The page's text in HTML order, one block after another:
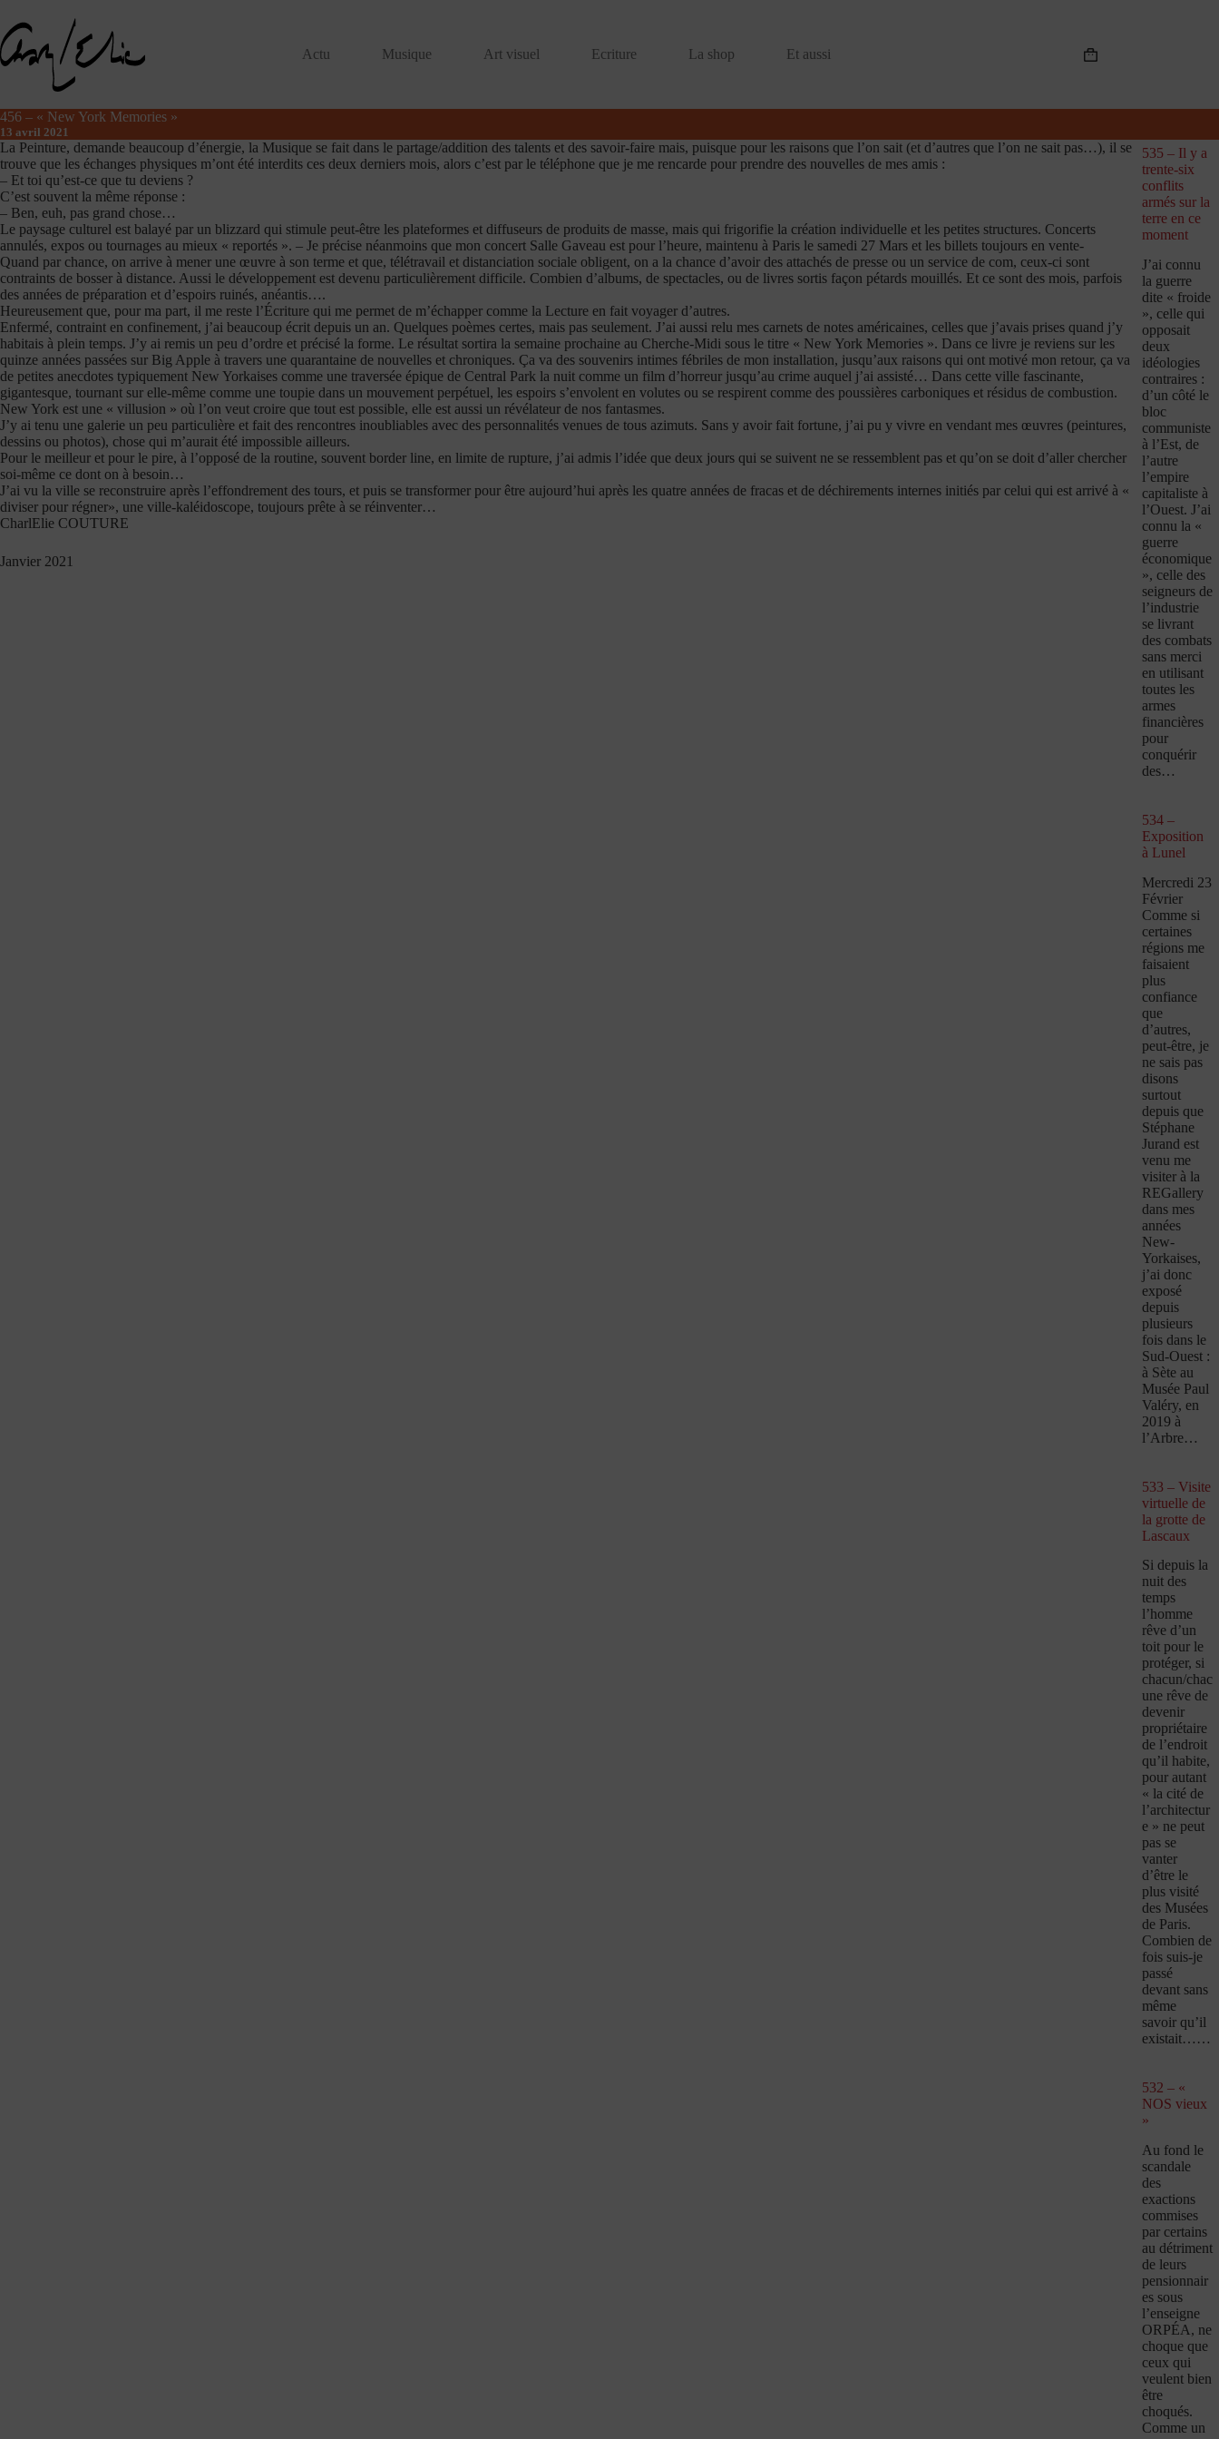
contenu
Actu
Musique Art visuel Ecriture La shop Et aussi
Panier
456 – « New York Memories »
13 avril 2021
La Peinture, demande beaucoup d’énergie, la Musique se fait dans le partage/addition des talents et des savoir-faire mais, puisque pour les raisons que l’on sait (et d’autres que l’on ne sait pas…), il se
trouve que les échanges physiques m’ont été interdits ces deux derniers mois, alors c’est par le téléphone que je me rencarde pour prendre des nouvelles de mes amis :
– Et toi qu’est-ce que tu deviens ?
C’est souvent la même réponse :
– Ben, euh, pas grand chose…
Le paysage culturel est balayé par un blizzard qui stimule peut-être les plateformes et diffuseurs de produits de masse, mais qui frigorifie la création individuelle et les petites structures. Concerts
annulés, expos ou tournages au mieux « reportés ». – Je précise néanmoins que mon concert Salle Gaveau est pour l’heure, maintenu à Paris le samedi 27 Mars et les billets toujours en vente-
Quand par chance, on arrive à mener une œuvre à son terme et que, télétravail et distanciation sociale obligent, on a la chance d’avoir des attachés de presse ou un service de com, ceux-ci sont
contraints de bosser à distance. Aussi le développement est devenu particulièrement difficile. Combien d’albums, de spectacles, ou de livres sortis façon pétards mouillés. Et ce sont des mois, parfois
des années de préparation et d’espoirs ruinés, anéantis….
Heureusement que, pour ma part, il me reste l’Écriture qui me permet de m’échapper comme la Lecture en fait voyager d’autres.
Enfermé, contraint en confinement, j’ai beaucoup écrit depuis un an. Quelques poèmes certes, mais pas seulement. J’ai aussi relu mes carnets de notes américaines, celles que j’avais prises quand j’y
habitais à plein temps. J’y ai remis un peu d’ordre et précisé la forme. Le résultat sortira la semaine prochaine au Cherche-Midi sous le titre « New York Memories ». Dans ce livre je reviens sur les
quinze années passées sur Big Apple à travers une quarantaine de nouvelles et chroniques. Ça va des souvenirs intimes fébriles de mon installation, jusqu’aux raisons qui ont motivé mon retour, ça va
de petites anecdotes typiquement New Yorkaises comme une traversée épique de Central Park la nuit comme un film d’horreur jusqu’au crime auquel j’ai assisté… Dans cette ville fascinante,
gigantesque, tournant sur elle-même comme une toupie dans un mouvement perpétuel, les espoirs s’envolent en volutes ou se respirent comme des poussières carboniques et résidus de combustion.
New York est une « villusion » où l’on veut croire que tout est possible, elle est aussi un révélateur de nos fantasmes.
J’y ai tenu une galerie un peu particulière et fait des rencontres inoubliables avec des personnalités venues de tous azimuts. Sans y avoir fait fortune, j’ai pu y vivre en vendant mes œuvres (peintures,
dessins ou photos), chose qui m’aurait été impossible ailleurs.
Pour le meilleur et pour le pire, à l’opposé de la routine, souvent border line, en limite de rupture, j’ai admis l’idée que deux jours qui se suivent ne se ressemblent pas et qu’on se doit d’aller chercher
soi-même ce dont on à besoin…
J’ai vu la ville se reconstruire après l’effondrement des tours, et puis se transformer pour être aujourd’hui après les quatre années de fracas et de déchirements internes initiés par celui qui est arrivé à «
diviser pour régner», une ville-kaléidoscope, toujours prête à se réinventer…
CharlElie COUTURE
Janvier 2021
535 – Il y a
trente-six
conflits
armés sur la
terre en ce
moment
J’ai connu
la guerre
dite « froide
», celle qui
opposait
deux
idéologies
contraires :
d’un côté le
bloc
communiste
à l’Est, de
l’autre
l’empire
capitaliste à
l’Ouest. J’ai
connu la «
guerre
économique
», celle des
seigneurs de
l’industrie
se livrant
des combats
sans merci
en utilisant
toutes les
armes
financières
pour
conquérir
des…
534 –
Exposition
à Lunel
Mercredi 23
Février
Comme si
certaines
régions me
faisaient
plus
confiance
que
d’autres,
peut-être, je
ne sais pas
disons
surtout
depuis que
Stéphane
Jurand est
venu me
visiter à la
REGallery
dans mes
années
New-
Yorkaises,
j’ai donc
exposé
depuis
plusieurs
fois dans le
Sud-Ouest :
à Sète au
Musée Paul
Valéry, en
2019 à
l’Arbre…
533 – Visite
virtuelle de
la grotte de
Lascaux
Si depuis la
nuit des
temps
l’homme
rêve d’un
toit pour le
protéger, si
chacun/chac
une rêve de
devenir
propriétaire
de l’endroit
qu’il habite,
pour autant
« la cité de
l’architectur
e » ne peut
pas se
vanter
d’être le
plus visité
des Musées
de Paris.
Combien de
fois suis-je
passé
devant sans
même
savoir qu’il
existait……
532 – «
NOS vieux
»
Au fond le
scandale
des
exactions
commises
par certains
au détriment
de leurs
pensionnair
es sous
l’enseigne
ORPÉA, ne
choque que
ceux qui
veulent bien
être
choqués.
Comme un